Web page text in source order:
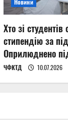
Хто зі
стипендію за
Оприлюднено
ЧФКТД 10.07.2026